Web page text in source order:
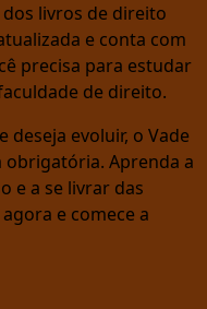
dos livros de direito
e conta com
precisa para estudar
de direito.
evoluir, o Vade
obrigatória. Aprenda a
e a se livrar das
e comece a